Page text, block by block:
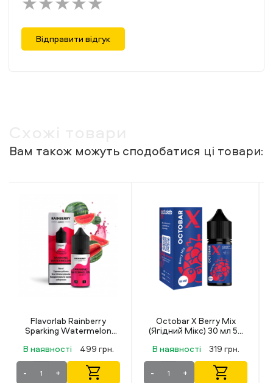
Відправити відгук
Вам також можуть сподобатися ці товари:
Octobar X Berry Mix
(Ягідний Мікс) 30 мл 50
В наявності 319 грн.
Lucky 30 мл 50 мг
Strawberry
В наявності
349 грн.